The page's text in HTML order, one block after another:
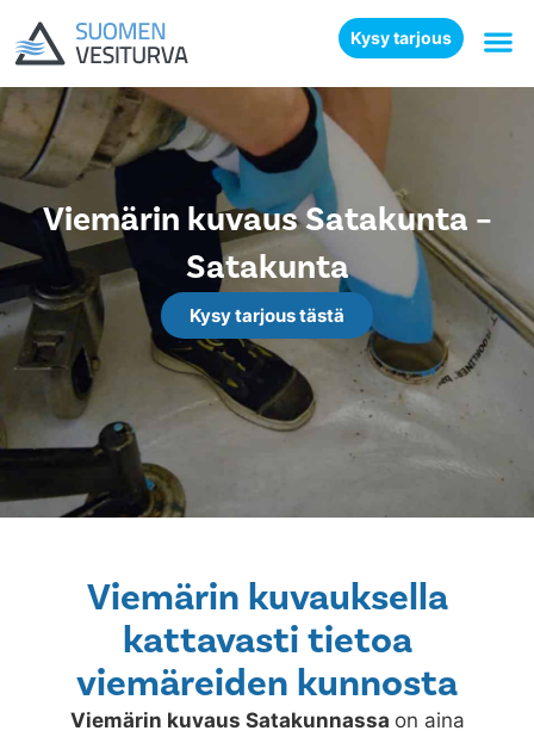
Kysy tarjous
Viemärin kuvaus Satakunta –
Satakunta
Kysy tarjous tästä
Viemärin kuvauksella
kattavasti tietoa
viemäreiden kunnosta
Viemärin kuvaus Satakunnassa on aina